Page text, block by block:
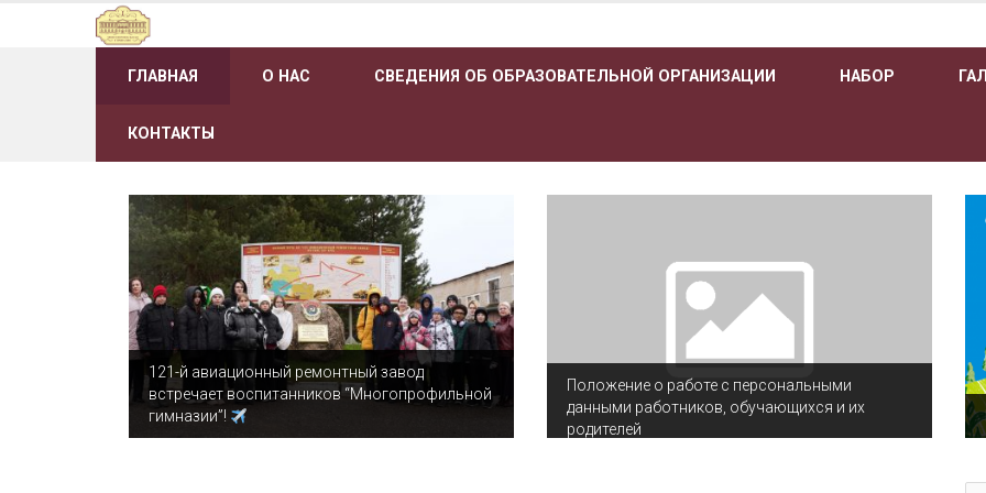
ГЛАВНАЯ О НАС СВЕДЕНИЯ ОБ ОБРАЗОВАТЕЛЬНОЙ ОРГАНИЗАЦИИ НАБОР
КОНТАКТЫ
121-й авиационный ремонтный завод
встречает воспитанников “Многопрофильной
гимназии”!
Положение о работе с персональными
данными работников, обучающихся и их
родителей